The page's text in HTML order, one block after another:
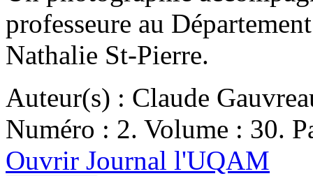
professeure au
Nathalie St-Pierre.
Auteur(s) : Claude
Numéro : 2. Volume : 30.
Ouvrir Journal l'UQAM